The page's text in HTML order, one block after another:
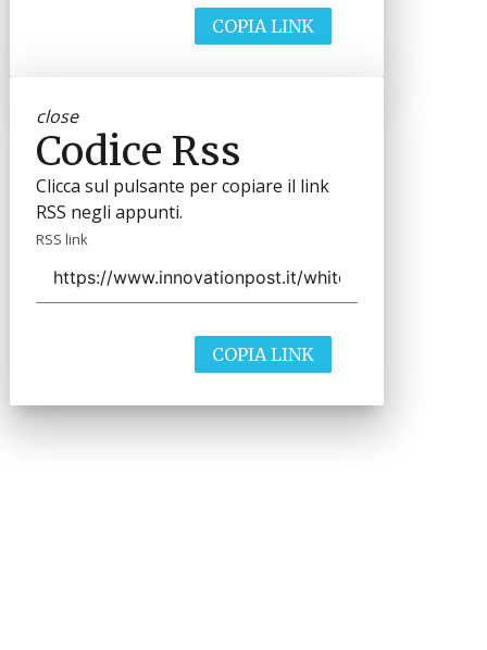
COPIA LINK
close
Codice Rss
Clicca sul pulsante per copiare il link
RSS negli appunti.
RSS link
COPIA LINK